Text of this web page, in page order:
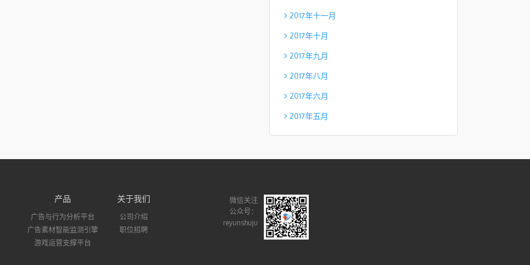
2017年十一月
2017年十月
2017年九月
2017年八月
2017年六月
2017年五月
产品
广告与行为分析平台
广告素材智能监测引擎
游戏运营支撑平台
关于我们
公司介绍
职位招聘
微信关注
公众号：
reyunshuju